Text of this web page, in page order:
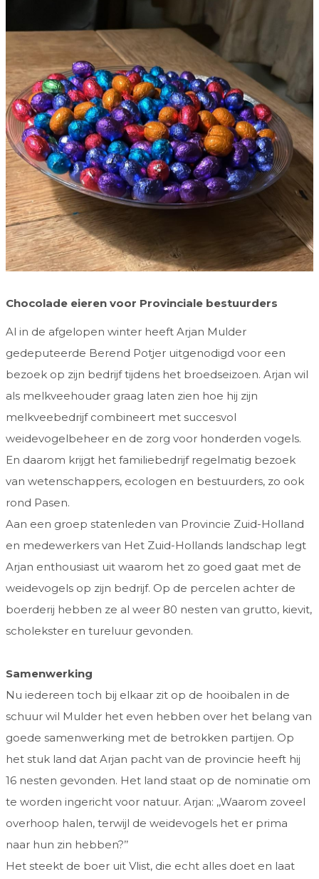
Chocolade eieren voor Provinciale bestuurders
Al in de afgelopen winter heeft Arjan Mulder
gedeputeerde Berend Potjer uitgenodigd voor een
bezoek op zijn bedrijf tijdens het broedseizoen. Arjan wil
als melkveehouder graag laten zien hoe hij zijn
melkveebedrijf combineert met succesvol
weidevogelbeheer en de zorg voor honderden vogels.
En daarom krijgt het familiebedrijf regelmatig bezoek
van wetenschappers, ecologen en bestuurders, zo ook
rond Pasen.
Aan een groep statenleden van Provincie Zuid-Holland
en medewerkers van Het Zuid-Hollands landschap legt
Arjan enthousiast uit waarom het zo goed gaat met de
weidevogels op zijn bedrijf. Op de percelen achter de
boerderij hebben ze al weer 80 nesten van grutto, kievit,
scholekster en tureluur gevonden.
Samenwerking
Nu iedereen toch bij elkaar zit op de hooibalen in de
schuur wil Mulder het even hebben over het belang van
goede samenwerking met de betrokken partijen. Op
het stuk land dat Arjan pacht van de provincie heeft hij
16 nesten gevonden. Het land staat op de nominatie om
te worden ingericht voor natuur. Arjan: ,,Waarom zoveel
overhoop halen, terwijl de weidevogels het er prima
naar hun zin hebben?’’
Het steekt de boer uit Vlist, die echt alles doet en laat